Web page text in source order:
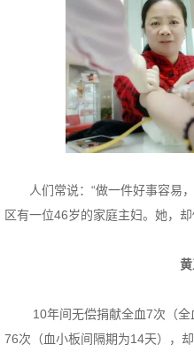
人们常说：“做一件好事容易，
区有一位46岁的家庭主妇。她，却
10年间无偿捐献全血7次（全
76次（血小板间隔期为14天），